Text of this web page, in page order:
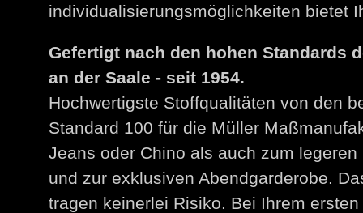
individualisierungsmöglichkeiten bietet
Gefertigt nach den hohen Standards
an der Saale - seit 1954.
Hochwertigste Stoffqualitäten von den
Standard 100 für die Müller
Jeans oder Chino als auch zum
und zur exklusiven Abendgarderobe.
tragen keinerlei Risiko. Bei Ihrem